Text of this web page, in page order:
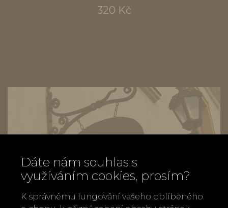
320 Kč
Dáte nám souhlas s
využíváním cookies, prosím?
K správnému fungování vašeho oblíbeného